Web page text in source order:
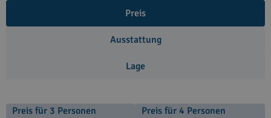
Preis
Ausstattung
Lage
Preis für 3 Personen Preis für 4 Personen